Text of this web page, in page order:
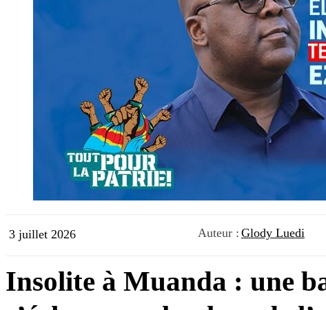
3 juillet 2026 Auteur : Glody Luedi
Insolite à Muanda : une